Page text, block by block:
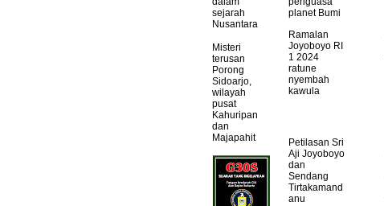
sejarah
Nusantara
Misteri
terusan
Porong
Sidoarjo,
wilayah
pusat
Kahuripan
dan
Majapahit
planet Bumi
Ramalan
Joyoboyo RI
1 2024
ratune
nyembah
kawula
Petilasan Sri
Aji Joyoboyo
dan
Sendang
Tirtakamand
anu